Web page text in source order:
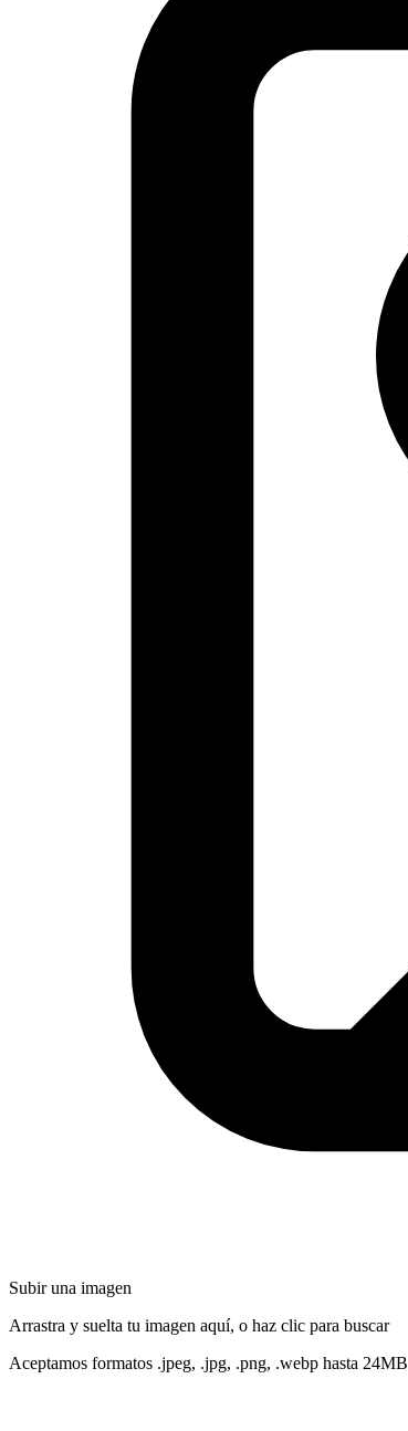
Subir una imagen
Arrastra y suelta tu imagen aquí, o haz clic para buscar
Aceptamos formatos .jpeg, .jpg, .png, .webp hasta 24MB